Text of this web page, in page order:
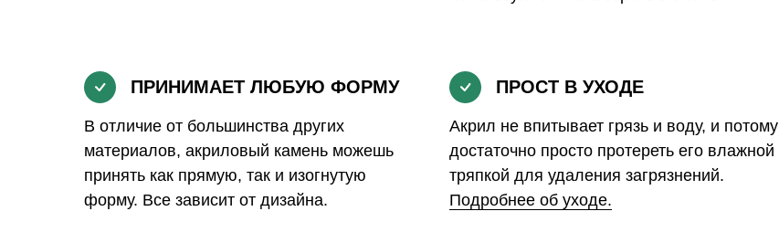
ПРИНИМАЕТ ЛЮБУЮ ФОРМУ
В отличие от большинства других
материалов, акриловый камень можешь
принять как прямую, так и изогнутую
форму. Все зависит от дизайна.
ПРОСТ В УХОДЕ
Акрил не впитывает грязь и воду, и потому
достаточно просто протереть его влажной
тряпкой для удаления загрязнений.
Подробнее об уходе.